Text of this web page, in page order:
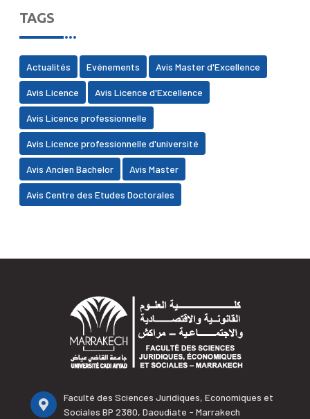
TAGS
Actualités Evénements Avis Master d'Excellence
Avis Licence Avis Licence d'Excellence
Avis Licence professionnelle
Avis Licence professionnelle d'université
Avis Ancien Bachelor Avis Master
Avis Centre des Etudes Doctorales
Faculté des Sciences Juridiques, Economiques et
Sociales BP 2380, Daoudiate - Marrakech